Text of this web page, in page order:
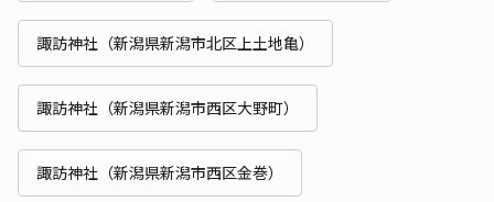
諏訪神社（新潟県新潟市北区上土地亀）
諏訪神社（新潟県新潟市西区大野町）
諏訪神社（新潟県新潟市西区金巻）